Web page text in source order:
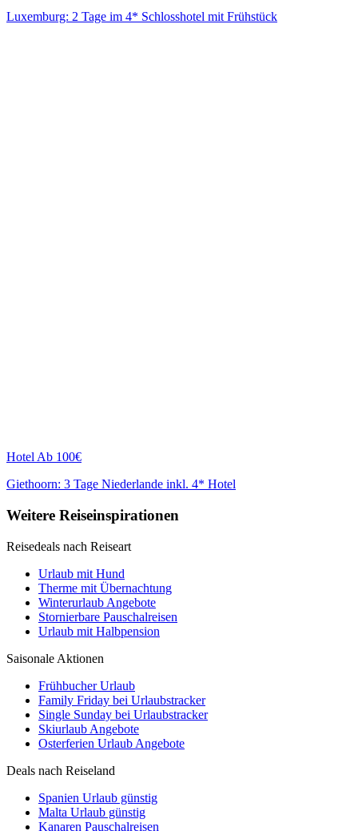
Luxemburg: 2 Tage im 4* Schlosshotel mit Frühstück
Hotel Ab 100€
Giethoorn: 3 Tage Niederlande inkl. 4* Hotel
Weitere Reiseinspirationen
Reisedeals nach Reiseart
Urlaub mit Hund
Therme mit Übernachtung
Winterurlaub Angebote
Stornierbare Pauschalreisen
Urlaub mit Halbpension
Saisonale Aktionen
Frühbucher Urlaub
Family Friday bei Urlaubstracker
Single Sunday bei Urlaubstracker
Skiurlaub Angebote
Osterferien Urlaub Angebote
Deals nach Reiseland
Spanien Urlaub günstig
Malta Urlaub günstig
Kanaren Pauschalreisen